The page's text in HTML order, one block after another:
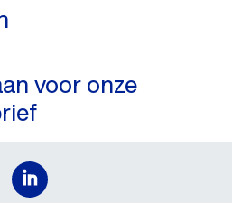
voor onze